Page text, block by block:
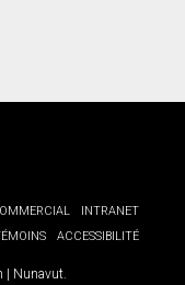
INTRANET
ACCESSIBILITÉ
| Nunavut